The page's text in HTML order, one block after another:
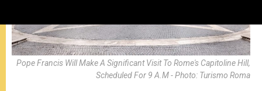
Pope Francis Will Make A Significant Visit To Rome's Capitoline Hill,
Scheduled For 9 A.M - Photo: Turismo Roma